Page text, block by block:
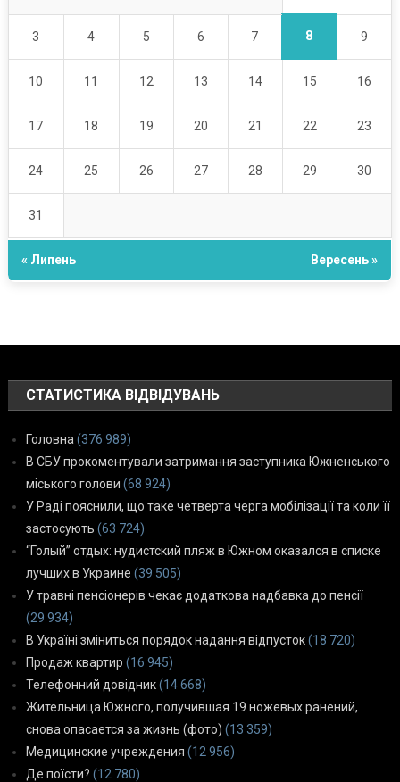
3 4 5 6 7 8 9
10 11 12 13 14 15 16
17 18 19 20 21 22 23
24 25 26 27 28 29 30
31
« Липень Вересень »
СТАТИСТИКА ВІДВІДУВАНЬ
Головна (376 989)
В СБУ прокоментували затримання заступника Южненського
міського голови (68 924)
У Раді пояснили, що таке четверта черга мобілізації та коли її
застосують (63 724)
“Голый” отдых: нудистский пляж в Южном оказался в списке
лучших в Украине (39 505)
У травні пенсіонерів чекає додаткова надбавка до пенсії
(29 934)
В Україні зміниться порядок надання відпусток(18 720)
Продаж квартир (16 945)
Телефонний довідник(14 668)
Жительница Южного, получившая 19 ножевых ранений,
снова опасается за жизнь (фото) (13 359)
Медицинские учреждения (12 956)
Де поїсти? (12 780)